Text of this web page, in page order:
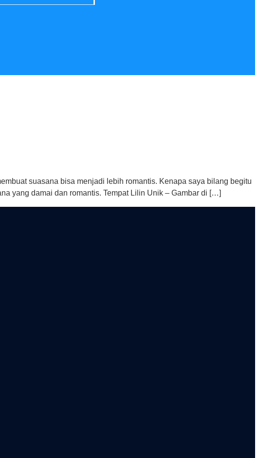
suasana bisa menjadi lebih romantis. Kenapa saya bilang begitu
yang damai dan romantis. Tempat Lilin Unik – Gambar di […]